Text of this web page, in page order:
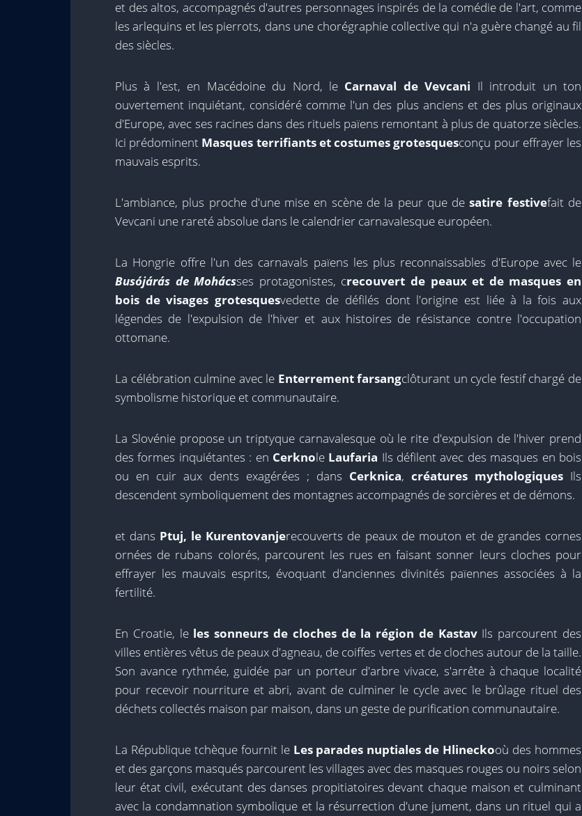
et des altos, accompagnés d'autres personnages inspirés de la comédie de l'art, comme
les arlequins et les pierrots, dans une chorégraphie collective qui n'a guère changé au fil
des siècles.
Plus à l'est, en Macédoine du Nord, le Carnaval de Vevcani Il introduit un ton
ouvertement inquiétant, considéré comme l'un des plus anciens et des plus originaux
d'Europe, avec ses racines dans des rituels païens remontant à plus de quatorze siècles.
Ici prédominent Masques terrifiants et costumes grotesquesconçu pour effrayer les
mauvais esprits.
L'ambiance, plus proche d'une mise en scène de la peur que de satire festivefait de
Vevcani une rareté absolue dans le calendrier carnavalesque européen.
La Hongrie offre l'un des carnavals païens les plus reconnaissables d'Europe avec le
Busójárás de Mohácsses protagonistes, crecouvert de peaux et de masques en
bois de visages grotesquesvedette de défilés dont l'origine est liée à la fois aux
légendes de l'expulsion de l'hiver et aux histoires de résistance contre l'occupation
ottomane.
La célébration culmine avec le Enterrement farsangclôturant un cycle festif chargé de
symbolisme historique et communautaire.
La Slovénie propose un triptyque carnavalesque où le rite d'expulsion de l'hiver prend
des formes inquiétantes : en Cerknole Laufaria Ils défilent avec des masques en bois
ou en cuir aux dents exagérées ; dans Cerknica, créatures mythologiques Ils
descendent symboliquement des montagnes accompagnés de sorcières et de démons.
et dans Ptuj, le Kurentovanjerecouverts de peaux de mouton et de grandes cornes
ornées de rubans colorés, parcourent les rues en faisant sonner leurs cloches pour
effrayer les mauvais esprits, évoquant d'anciennes divinités païennes associées à la
fertilité.
En Croatie, le les sonneurs de cloches de la région de KastavIls parcourent des
villes entières vêtus de peaux d'agneau, de coiffes vertes et de cloches autour de la taille.
Son avance rythmée, guidée par un porteur d'arbre vivace, s'arrête à chaque localité
pour recevoir nourriture et abri, avant de culminer le cycle avec le brûlage rituel des
déchets collectés maison par maison, dans un geste de purification communautaire.
La République tchèque fournit le Les parades nuptiales de Hlineckooù des hommes
et des garçons masqués parcourent les villages avec des masques rouges ou noirs selon
leur état civil, exécutant des danses propitiatoires devant chaque maison et culminant
avec la condamnation symbolique et la résurrection d'une jument, dans un rituel qui a